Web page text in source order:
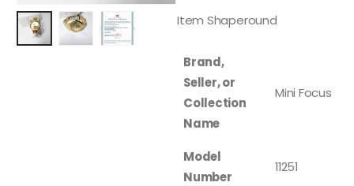
Item Shaperound
Brand,
Seller, or
Collection
Name
Mini Focus
Model
Number
11251